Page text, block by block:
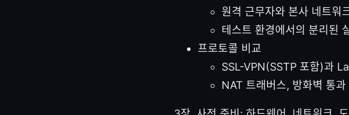
원격 근무자와 본사 네트워
테스트 환경에서의 분리된
프로토콜 비교
SSL-VPN(SSTP 포함)과
NAT 트래버스, 방화벽 통